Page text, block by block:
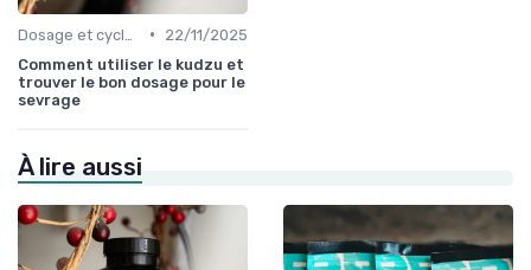
•
22/11/2025
Comment utiliser le kudzu et
trouver le bon dosage pour le
sevrage
À lire aussi